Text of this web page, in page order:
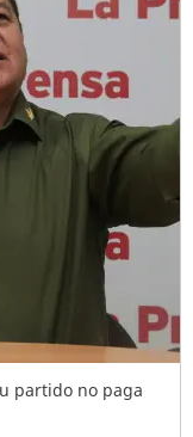
partido no paga